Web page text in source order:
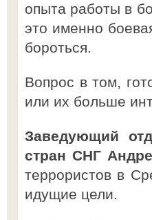
опыта работы в
это именно
бороться.
Вопрос в том,
или их больше
Заведующий
стран СНГ
террористов в
идущие цели.